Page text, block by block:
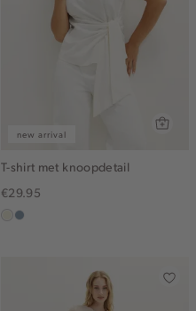
new arrival
T-shirt met knoopdetail
€29.95
ecrudusty